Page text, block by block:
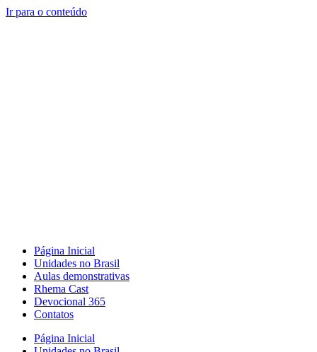
Ir para o conteúdo
Página Inicial
Unidades no Brasil
Aulas demonstrativas
Rhema Cast
Devocional 365
Contatos
Página Inicial